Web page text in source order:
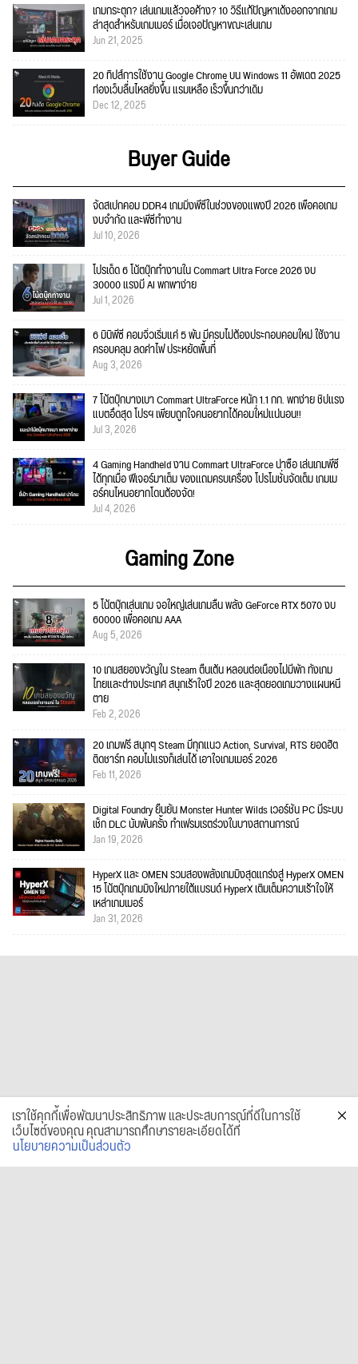
เกมกระตุก? เล่นเกมแล้วจอค้าง? 10 วิธีแก้ปัญหาเด้งออกจากเกม
ล่าสุดสำหรับเกมเมอร์ เมื่อเจอปัญหาขณะเล่นเกม
Jun 21, 2025
20 ทิปส์การใช้งาน Google Chrome บน Windows 11 อัพเดต 2025
ท่องเว็บลื่นไหลยิ่งขึ้น แรมเหลือ เร็วขึ้นกว่าเดิม
Dec 12, 2025
Buyer Guide
จัดสเปกคอม DDR4 เกมมิ่งพีซีในช่วงของแพงปี 2026 เพื่อคอเกม
งบจำกัด และพีซีทำงาน
Jul 10, 2026
โปรเด็ด 6 โน้ตบุ๊กทำงานใน Commart Ultra Force 2026 งบ
30000 แรงมี AI พกพาง่าย
Jul 1, 2026
6 มินิพีซี คอมจิ๋วเริ่มแค่ 5 พัน มีครบไม่ต้องประกอบคอมใหม่ ใช้งาน
ครอบคลุม ลดค่าไฟ ประหยัดพื้นที่
Aug 3, 2026
7 โน้ตบุ๊กบางเบา Commart UltraForce หนัก 1.1 กก. พกง่าย ชิปแรง
แบตอึดสุด โปรฯ เพียบถูกใจคนอยากได้คอมใ่หม่แน่นอน!!
Jul 3, 2026
4 Gaming Handheld งาน Commart UltraForce น่าซื้อ เล่นเกมพีซี
ได้ทุกเมื่อ ฟีเจอร์มาเต็ม ของแถมครบเครื่อง โปรโมชั่นจัดเต็ม เกมเม
อร์คนไหนอยากโดนต้องจัด!
Jul 4, 2026
Gaming Zone
5 โน้ตบุ๊กเล่นเกม จอใหญ่เล่นเกมลื่น พลัง GeForce RTX 5070 งบ
60000 เพื่อคอเกม AAA
Aug 5, 2026
10 เกมสยองขวัญใน Steam ตื่นเต้น หลอนต่อเนื่องไม่มีพัก ทั้งเกม
ไทยและต่างประเทศ สนุกเร้าใจปี 2026 และสุดยอดเกมวางแผนหนี
ตาย
Feb 2, 2026
20 เกมฟรี สนุกๆ Steam มีทุกแนว Action, Survival, RTS ยอดฮิต
ติดชาร์ท คอมไม่แรงก็เล่นได้ เอาใจเกมเมอร์ 2026
Feb 11, 2026
Digital Foundry ยืนยัน Monster Hunter Wilds เวอร์ชัน PC มีระบบ
เช็ก DLC นับพันครั้ง ทำเฟรมเรตร่วงในบางสถานการณ์
Jan 19, 2026
HyperX และ OMEN รวมสองพลังเกมมิงสุดแกร่งสู่ HyperX OMEN
15 โน้ตบุ๊กเกมมิงใหม่ภายใต้แบรนด์ HyperX เติมเต็มความเร้าใจให้
เหล่าเกมเมอร์
Jan 31, 2026
เราใช้คุกกี้เพื่อพัฒนาประสิทธิภาพ และประสบการณ์ที่ดีในการใช้
เว็บไซต์ของคุณ คุณสามารถศึกษารายละเอียดได้ที่
นโยบายความเป็นส่วนตัว